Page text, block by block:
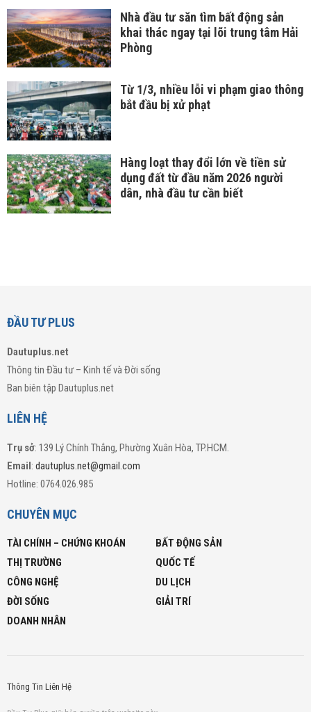
Nhà đầu tư săn tìm bất động sản
khai thác ngay tại lõi trung tâm Hải
Phòng
Từ 1/3, nhiều lỗi vi phạm giao thông
bắt đầu bị xử phạt
Hàng loạt thay đổi lớn về tiền sử
dụng đất từ đầu năm 2026 người
dân, nhà đầu tư cần biết
ĐẦU TƯ PLUS
Dautuplus.net
Thông tin Đầu tư – Kinh tế và Đời sống
Ban biên tập Dautuplus.net
LIÊN HỆ
Trụ sở: 139 Lý Chính Thắng, Phường Xuân Hòa, TP.HCM.
Email: dautuplus.net@gmail.com
Hotline: 0764.026.985
CHUYÊN MỤC
TÀI CHÍNH – CHỨNG KHOÁN
BẤT ĐỘNG SẢN
THỊ TRƯỜNG
QUỐC TẾ
CÔNG NGHỆ
DU LỊCH
ĐỜI SỐNG
GIẢI TRÍ
DOANH NHÂN
Thông Tin Liên Hệ